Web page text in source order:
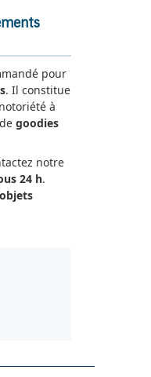
pour
. Il constitue
à
goodies
notre
24 h.
objets